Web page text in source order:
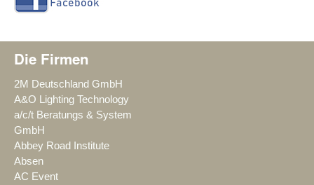
Die Firmen
2M Deutschland GmbH
A&O Lighting Technology
a/c/t Beratungs & System
GmbH
Abbey Road Institute
Absen
AC Event